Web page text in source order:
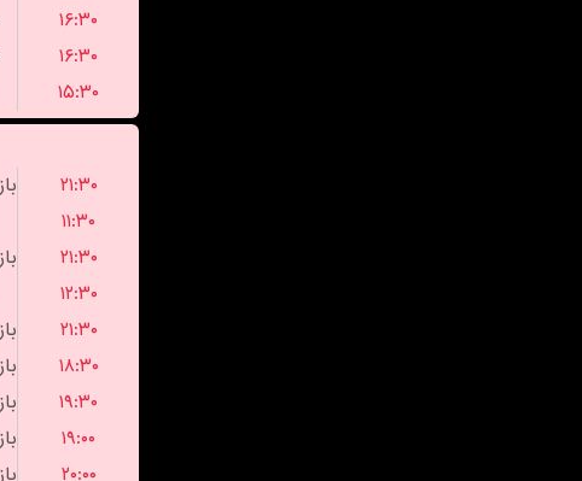
۱۶:۳۰
۱۶:۳۰
۱۵:۳۰
۲۱:۳۰
۱۱:۳۰
۲۱:۳۰
۱۲:۳۰
۲۱:۳۰
۱۸:۳۰
۱۹:۳۰
۱۹:۰۰
۲۰:۰۰